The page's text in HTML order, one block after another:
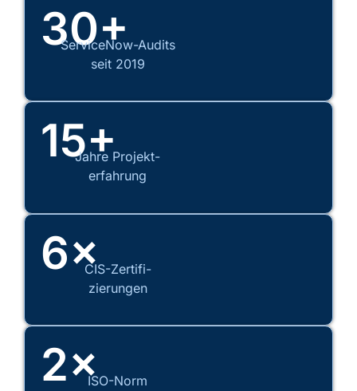
30+
ServiceNow-Audits
seit 2019
15+
Jahre Projekt-
erfahrung
6×CIS-Zertifi-
zierungen
2×ISO-Norm